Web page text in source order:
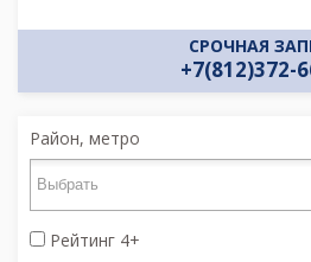
СРОЧНАЯ
+7(812)372-
Район, метро
Рейтинг 4+